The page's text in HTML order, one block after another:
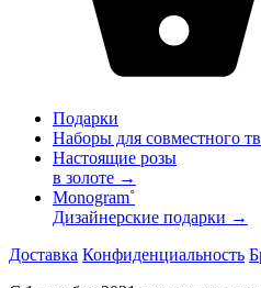
Подарки
Наборы для совместного
Настоящие розы
в золоте →
Monogram˚
Дизайнерские подарки →
Доставка Конфиденциальность